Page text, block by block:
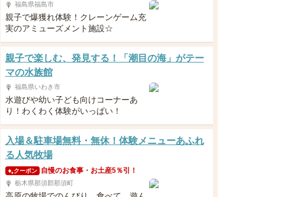
福島県福島市
親子で爆獲れ体験！クレーンゲーム充
実のアミューズメント施設☆
親子で楽しむ、発見する！「潮目の海」がテー
マの水族館
福島県いわき市
水遊びや幼い子ども向けコーナーあ
り！わくわく体験がいっぱい！
入場＆駐車場無料・無休！体験メニューあふれ
る人気牧場
クーポン 自慢のお食事・お土産5％引！
栃木県那須郡那須町